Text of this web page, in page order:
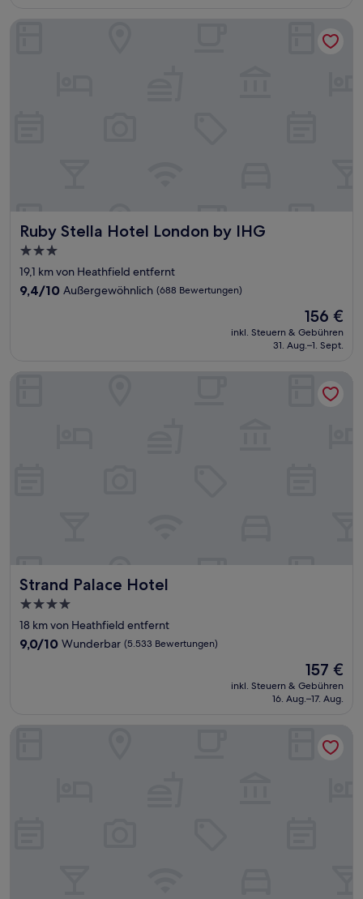
Ruby Stella Hotel London by IHG
Ruby Stella Hotel London by IHG
3.0-
Sterne-
Unterkunft
19,1 km von Heathfield entfernt
9.4
9,4/10 Außergewöhnlich (688 Bewertungen)
Der
Preis
beträgt
156 €
inkl. Steuern & Gebühren
31. Aug.–1. Sept.
Ruby Stella Hotel London by IHG
Strand Palace Hotel
Strand Palace Hotel
4.0-
Sterne-
Unterkunft
18 km von Heathfield entfernt
9.0
9,0/10 Wunderbar (5.533 Bewertungen)
Der
Preis
beträgt
157 €
inkl. Steuern & Gebühren
16. Aug.–17. Aug.
Mercure London Bankside